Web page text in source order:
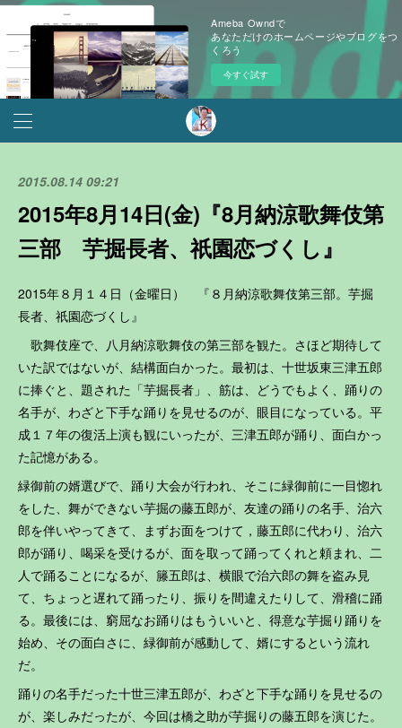
Ameba Owndで
あなただけのホームページやブログをつ
くろう
今すぐ試す
2015.08.14 09:21
2015年8月14日(金)『8月納涼歌舞伎第
三部 芋掘長者、祇園恋づくし』
2015年８月１４日（金曜日） 『８月納涼歌舞伎第三部。芋掘
長者、祇園恋づくし』
歌舞伎座で、八月納涼歌舞伎の第三部を観た。さほど期待して
いた訳ではないが、結構面白かった。最初は、十世坂東三津五郎
に捧ぐと、題された「芋掘長者」、筋は、どうでもよく、踊りの
名手が、わざと下手な踊りを見せるのが、眼目になっている。平
成１７年の復活上演も観にいったが、三津五郎が踊り、面白かっ
た記憶がある。
緑御前の婿選びで、踊り大会が行われ、そこに緑御前に一目惚れ
をした、舞ができない芋掘の藤五郎が、友達の踊りの名手、治六
郎を伴いやってきて、まずお面をつけて，藤五郎に代わり、治六
郎が踊り、喝采を受けるが、面を取って踊ってくれと頼まれ、二
人で踊ることになるが、籐五郎は、横眼で治六郎の舞を盗み見
て、ちょっと遅れて踊ったり、振りを間違えたりして、滑稽に踊
る。最後には、窮屈なお踊りはもういいと、得意な芋掘り踊りを
始め、その面白さに、緑御前が感動して、婿にするという流れ
だ。
踊りの名手だった十世三津五郎が、わざと下手な踊りを見せるの
が、楽しみだったが、今回は橋之助が芋掘りの藤五郎を演じた。